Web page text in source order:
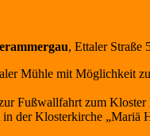
, Ettaler Straße
Mühle mit Möglichkeit
Fußwallfahrt zum Kloster
in der Klosterkirche „Mariä